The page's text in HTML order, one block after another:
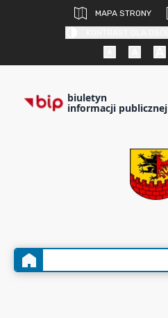
MAPA STRONY
biuletyn
informacji publicznej